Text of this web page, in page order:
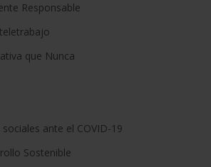
Responsable
que Nunca
ante el COVID-19
Sostenible